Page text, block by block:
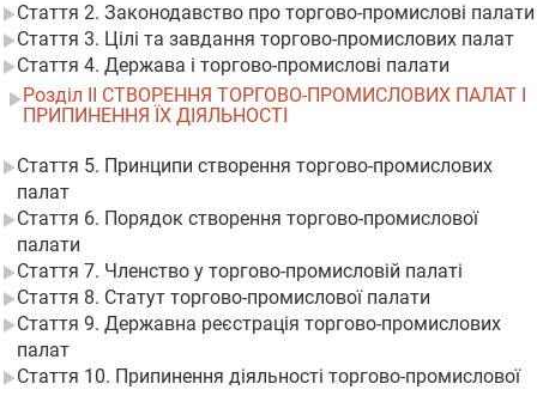
Стаття 2. Законодавство про торгово-промислові палати
Стаття 3. Цілі та завдання торгово-промислових палат
Стаття 4. Держава і торгово-промислові палати
Розділ II СТВОРЕННЯ ТОРГОВО-ПРОМИСЛОВИХ ПАЛАТ І
ПРИПИНЕННЯ ЇХ ДІЯЛЬНОСТІ
Стаття 5. Принципи створення торгово-промислових
палат
Стаття 6. Порядок створення торгово-промислової
палати
Стаття 7. Членство у торгово-промисловій палаті
Стаття 8. Статут торгово-промислової палати
Стаття 9. Державна реєстрація торгово-промислових
палат
Стаття 10. Припинення діяльності торгово-промислової